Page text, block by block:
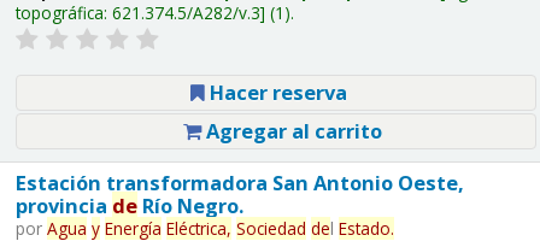
topográfica: 621.374.5/A282/v.3 (1).
Hacer reserva
Agregar al carrito
Estación transformadora San Antonio Oeste,
provincia deRío Negro.
por Agua y Energía Eléctrica, Sociedad del Estado.